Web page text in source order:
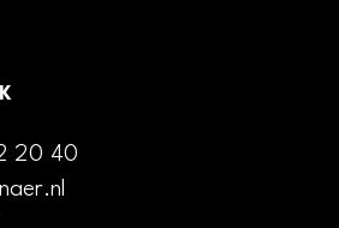
20 40